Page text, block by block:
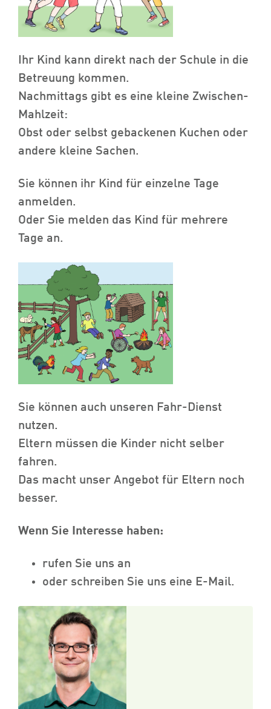
Ihr Kind kann direkt nach der Schule in die
Betreuung kommen.
Nachmittags gibt es eine kleine Zwischen-
Mahlzeit:
Obst oder selbst gebackenen Kuchen oder
andere kleine Sachen.
Sie können ihr Kind für einzelne Tage
anmelden.
Oder Sie melden das Kind für mehrere
Tage an.
Sie können auch unseren Fahr-Dienst
nutzen.
Eltern müssen die Kinder nicht selber
fahren.
Das macht unser Angebot für Eltern noch
besser.
Wenn Sie Interesse haben:
rufen Sie uns an
oder schreiben Sie uns eine E-Mail.